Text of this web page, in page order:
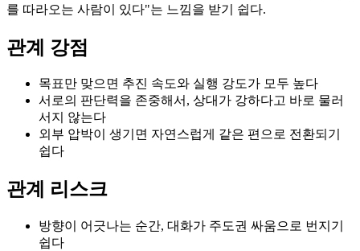
를 따라오는 사람이 있다"는 느낌을 받기 쉽다.
관계 강점
목표만 맞으면 추진 속도와 실행 강도가 모두 높다
서로의 판단력을 존중해서, 상대가 강하다고 바로 물러
서지 않는다
외부 압박이 생기면 자연스럽게 같은 편으로 전환되기
쉽다
관계 리스크
방향이 어긋나는 순간, 대화가 주도권 싸움으로 번지기
쉽다